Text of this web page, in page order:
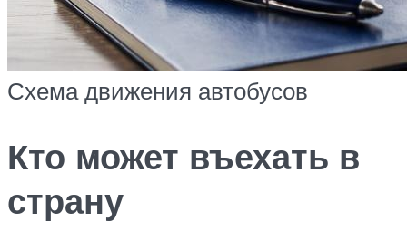
Схема движения автобусов
Кто может въехать в
страну